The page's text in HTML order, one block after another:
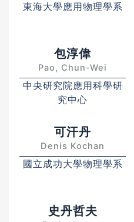
東海大學應用物理學系
包淳偉
Pao, Chun-Wei
中央研究院應用科學研
究中心
可汗丹
Denis Kochan
國立成功大學物理學系
史丹哲夫